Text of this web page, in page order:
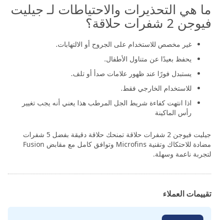
ما هي التحذيرات والاحتياطات لـ جيليت
فيوجن 2 شفرات حلاقة؟
غير مخصص للاستخدام على الجروح أو الالتهابات.
يحفظ بعيدًا عن متناول الأطفال.
يستبدل فورًا عند ظهور علامات صدأ أو تلف.
للاستخدام الخارجي فقط.
اذا انتهت كفاءة شريط الجل المرطب هذا يعني أنه يجب تغيير
رأس الماكينة
جيليت فيوجن 2 شفرات حلاقة تمنحك حلاقة دقيقة بفضل 5 شفرات
مضادة للاحتكاك وتقنية Microfins وتوافق كامل مع مقابض Fusion
لتجربة ناعمة وسهلة.
تقييمات العملاء